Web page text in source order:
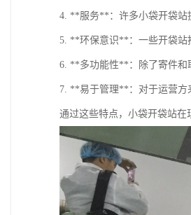
4. **服务**：许多小袋开袋站
5. **环保意识**：一些开袋站
6. **多功能性**：除了寄件和
7. **易于管理**：对于运营方
通过这些特点，小袋开袋站在